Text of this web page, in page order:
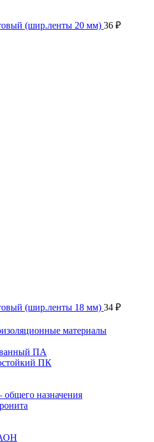
(шир.ленты 20 мм) 36 ₽
(шир.ленты 18 мм) 34 ₽
материалы
ПА
ПК
назначения